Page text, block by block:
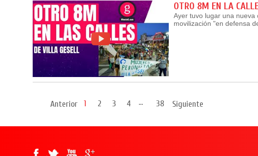
OTRO 8M EN LA
Ayer tuvo lugar una
movilización "en defensa
Anterior 1 2 3 4 ... 38 Siguiente